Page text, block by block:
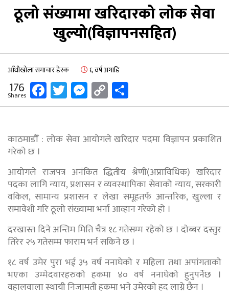
ठूलो संख्यामा खरिदारको लोक सेवा
खुल्यो(विज्ञापनसहित)
आँधीखोला समाचार डेस्क ६ वर्ष अगाडि
176
Shares Facebook
Twitter
Messenger
Copy
Link
काठमाडौँ : लोक सेवा आयोगले खरिदार पदमा विज्ञापन प्रकाशित
गरेको छ ।
आयोगले राजपत्र अनंकित द्धितीय श्रेणी(अप्राविधिक) खरिदार
पदका लागि न्याय, प्रशासन र व्यवस्थापिका सेवाको न्याय, सरकारी
वकिल, सामान्य प्रशासन र लेखा समूहतर्फ आन्तरिक, खुल्ला र
समावेशी गरि ठूलो संख्यामा भर्ना आव्हान गरेको हो ।
दरखास्त दिने अन्तिम मिति चैत्र १८ गतेसम्म रहेको छ । दोब्बर दस्तुर
तिरेर २५ गतेसम्म फाराम भर्न सकिने छ ।
१८ वर्ष उमेर पुरा भई ३५ वर्ष ननाघेको र महिला तथा अपांगताको
भएका उम्मेदवारहरुको हकमा ४० वर्ष ननाघेको हुनुपर्नेछ ।
वहालवाला स्थायी निजामती हकमा भने उमेरको हद लाग्ने छैन ।